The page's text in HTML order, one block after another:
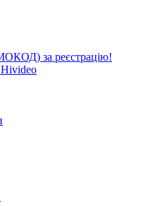
за реєстрацію!
Hivideo